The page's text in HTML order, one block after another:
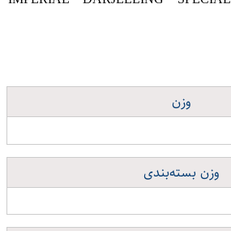
وزن
وزن بسته‌بندی